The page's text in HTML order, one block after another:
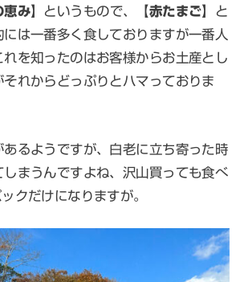
恵み】というもので、【赤たまご】と
は一番多く食しておりますが一番人
を知ったのはお客様からお土産とし
れからどっぷりとハマっておりま
るようですが、白老に立ち寄った時
しまうんですよね、沢山買っても食べ
クだけになりますが。